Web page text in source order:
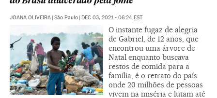
JOANA OLIVEIRA São Paulo DEC 03, 2021 - 06:24 EST
O instante fugaz de alegria
de Gabriel, de 12 anos, que
encontrou uma árvore de
Natal enquanto buscava
restos de comida para a
família, é o retrato do país
onde 20 milhões de pessoas
vivem na miséria e lutam até